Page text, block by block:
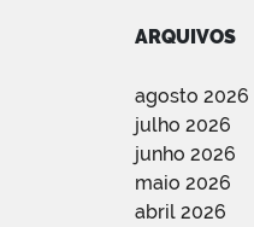
ARQUIVOS
agosto 2026
julho 2026
junho 2026
maio 2026
abril 2026